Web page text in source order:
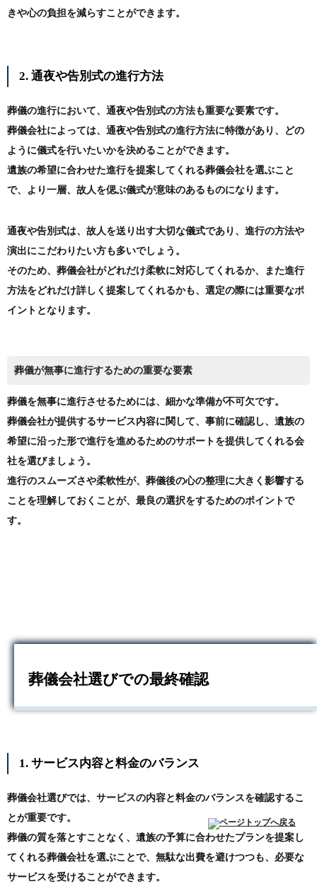
きや心の負担を減らすことができます。
2. 通夜や告別式の進行方法
葬儀の進行において、通夜や告別式の方法も重要な要素です。
葬儀会社によっては、通夜や告別式の進行方法に特徴があり、どの
ように儀式を行いたいかを決めることができます。
遺族の希望に合わせた進行を提案してくれる葬儀会社を選ぶこと
で、より一層、故人を偲ぶ儀式が意味のあるものになります。
通夜や告別式は、故人を送り出す大切な儀式であり、進行の方法や
演出にこだわりたい方も多いでしょう。
そのため、葬儀会社がどれだけ柔軟に対応してくれるか、また進行
方法をどれだけ詳しく提案してくれるかも、選定の際には重要なポ
イントとなります。
葬儀が無事に進行するための重要な要素
葬儀を無事に進行させるためには、細かな準備が不可欠です。
葬儀会社が提供するサービス内容に関して、事前に確認し、遺族の
希望に沿った形で進行を進めるためのサポートを提供してくれる会
社を選びましょう。
進行のスムーズさや柔軟性が、葬儀後の心の整理に大きく影響する
ことを理解しておくことが、最良の選択をするためのポイントで
す。
葬儀会社選びでの最終確認
1. サービス内容と料金のバランス
葬儀会社選びでは、サービスの内容と料金のバランスを確認するこ
とが重要です。
葬儀の質を落とすことなく、遺族の予算に合わせたプランを提案し
てくれる葬儀会社を選ぶことで、無駄な出費を避けつつも、必要な
サービスを受けることができます。